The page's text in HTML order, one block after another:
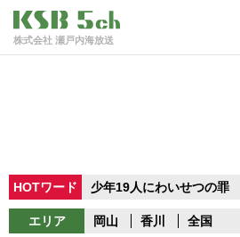
株式会社 瀬戸内海放送
HOTワード 少年19人にわいせつの罪
エリア 岡山 香川 全国